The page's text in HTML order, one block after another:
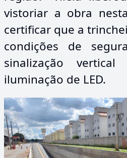
vistoriar a obra
certificar que a
condições de
sinalização
iluminação de LED.